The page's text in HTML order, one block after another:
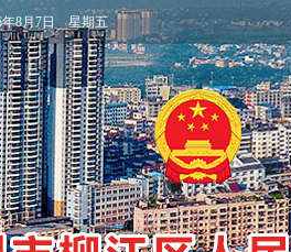
年8月7日 星期五